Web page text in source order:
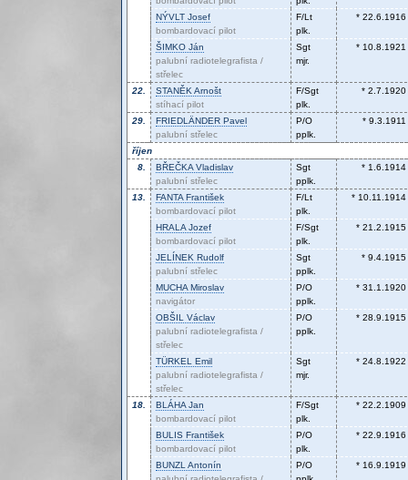
NÝVLT Josef
bombardovací pilot
F/Lt
plk.
* 22.6.1916
ŠIMKO Ján
palubní radiotelegrafista /
střelec
Sgt
mjr.
* 10.8.1921
22. STANĚKArnošt
stíhací pilot
F/Sgt
plk.
* 2.7.1920
29. FRIEDLÄNDER Pavel
palubní střelec
P/O
pplk.
* 9.3.1911
říjen
8.
BŘEČKAVladislav
palubní střelec
Sgt
pplk.
* 1.6.1914
13. FANTAFrantišek
bombardovací pilot
F/Lt
plk.
* 10.11.1914
HRALAJozef
bombardovací pilot
F/Sgt
plk.
* 21.2.1915
JELÍNEK Rudolf
palubní střelec
Sgt
pplk.
* 9.4.1915
MUCHAMiroslav
navigátor
P/O
pplk.
* 31.1.1920
OBŠIL Václav
palubní radiotelegrafista /
střelec
P/O
pplk.
* 28.9.1915
TÜRKEL Emil
palubní radiotelegrafista /
střelec
Sgt
mjr.
* 24.8.1922
18. BLÁHAJan
bombardovací pilot
F/Sgt
plk.
* 22.2.1909
BULIS František
bombardovací pilot
P/O
plk.
* 22.9.1916
BUNZLAntonín
P/O
* 16.9.1919